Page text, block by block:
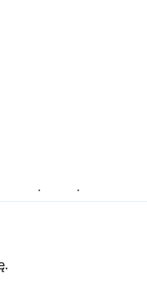
że możemy